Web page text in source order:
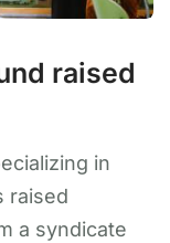
raised
in
raised
a syndicate